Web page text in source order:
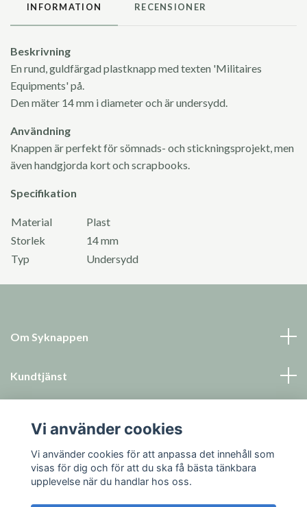
INFORMATION RECENSIONER
Beskrivning
En rund, guldfärgad plastknapp med texten 'Militaires
Equipments' på.
Den mäter 14 mm i diameter och är undersydd.
Användning
Knappen är perfekt för sömnads- och stickningsprojekt, men
även handgjorda kort och scrapbooks.
Specifikation
Material
Plast
Storlek
14 mm
Typ
Undersydd
Om Syknappen
Kundtjänst
Sociala medier
Vi använder cookies
Vi använder cookies för att anpassa det innehåll som
visas för dig och för att du ska få bästa tänkbara
upplevelse när du handlar hos oss.